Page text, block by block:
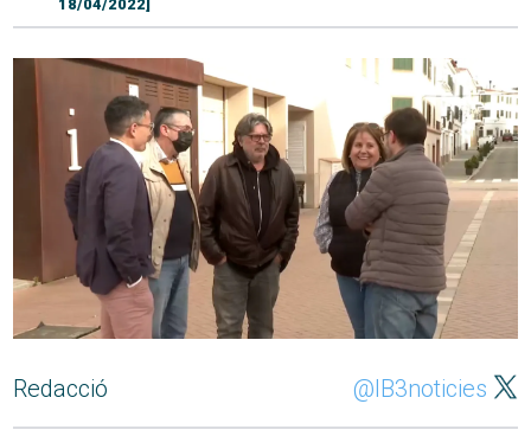
18/04/2022]
Redacció @IB3noticies